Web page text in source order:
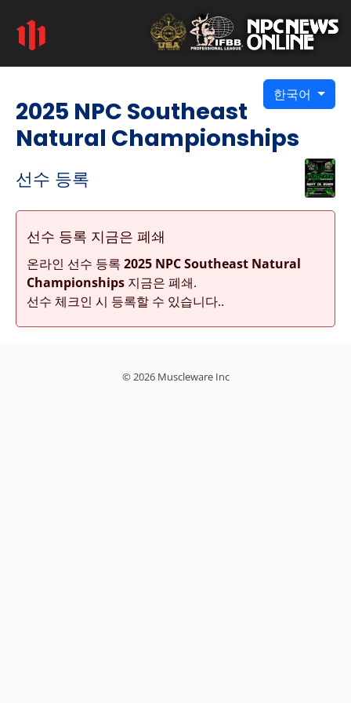
한국어
2025 NPC Southeast
Natural Championships
선수 등록
선수 등록 지금은 폐쇄
온라인 선수 등록 2025 NPC Southeast Natural
Championships지금은 폐쇄.
선수 체크인 시 등록할 수 있습니다..
© 2026 Muscleware Inc